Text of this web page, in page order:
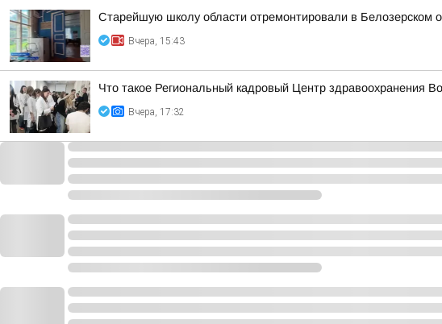
Старейшую школу области отремонтировали в Белозерском
Вчера, 15:43
Что такое Региональный кадровый Центр здравоохранения
Вчера, 17:32